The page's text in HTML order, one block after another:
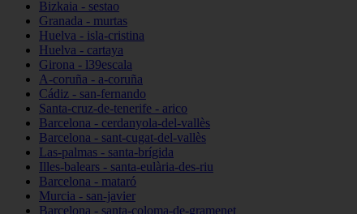
Bizkaia - sestao
Granada - murtas
Huelva - isla-cristina
Huelva - cartaya
Girona - l39escala
A-coruña - a-coruña
Cádiz - san-fernando
Santa-cruz-de-tenerife - arico
Barcelona - cerdanyola-del-vallès
Barcelona - sant-cugat-del-vallès
Las-palmas - santa-brígida
Illes-balears - santa-eulària-des-riu
Barcelona - mataró
Murcia - san-javier
Barcelona - santa-coloma-de-gramenet